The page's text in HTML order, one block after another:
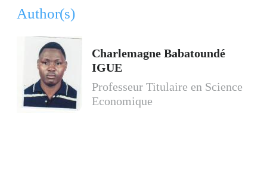
Author(s)
Charlemagne Babatoundé
IGUE
Professeur Titulaire en Science
Economique